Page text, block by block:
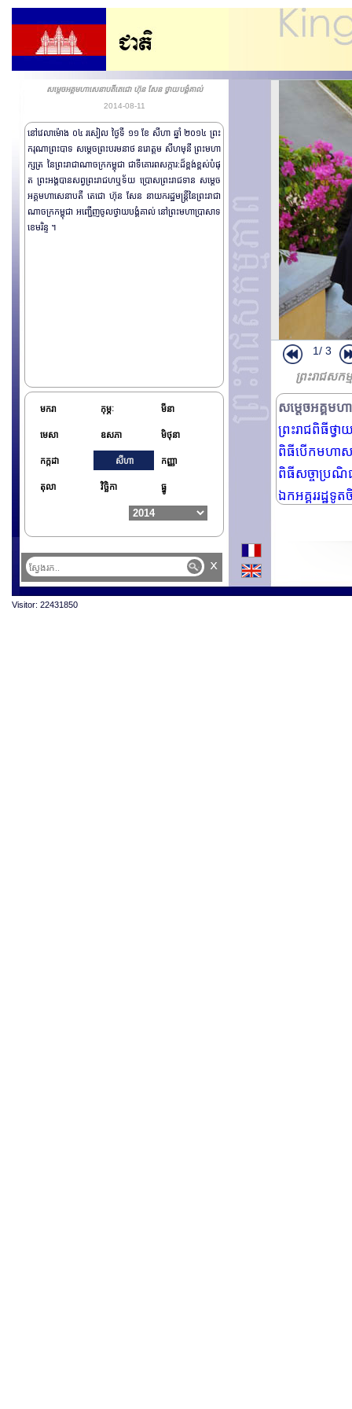
សម្តេចអគ្គមហាសេនាបតីតេជោ ហ៊ុន សែន ថ្វាយបង្គំគាល់
2014-08-11
នៅវេលាម៉ោង ០៤ រសៀល ថ្ងៃទី ១១ ខែ សីហា ឆ្នាំ ២០១៤ ព្រះ
ករុណាព្រះបាទ សម្តេចព្រះបរមនាថ នរោត្តម សីហមុនី ព្រះមហា
ក្សត្រ នៃព្រះរាជាណាចក្រកម្ពុជា ជាទីគោរពសក្ការ:ដ៏ខ្ពង់ខ្ពស់បំផុ
ត ព្រះអង្គបានសព្វព្រះរាជហឬទ័យ ប្រោសព្រះរាជទាន សម្តេច
អគ្គមហាសេនាបតី តេជោ ហ៊ុន សែន នាយករដ្ឋមន្រ្តីនៃព្រះរាជា
ណាចក្រកម្ពុជា អញ្ជើញចូលថ្វាយបង្គំគាល់​ នៅព្រះមហាប្រាសាទ
ខេមរិន្ទ ។
មករា កុម្ភៈ មីនា
មេសា ឧសភា មិថុនា
កក្កដា សីហា កញ្ញា
តុលា វិច្ឆិកា ធ្នូ
1/ 3
ព្រះរាជសក
ព្រះរាជដំណើរ
ព្រះរាជពិធីថ្វ
ឯកអគ្គរដ្ឋទូ
ព្រះរាជដំណើរ
ព្រះរាជដំណើរ
ព្រះរាជដំណើរ
អង្គការវើល
ឯកអគ្គរដ្ឋទូត
សម្តេចអគ្គម
ព្រះរាជពិធីថ្វ
ពិធីបើកមហាស
ពិធីសច្ចាប្រណិ
ឯកអគ្គររដ្ឋទូ
x
Visitor: 22431850